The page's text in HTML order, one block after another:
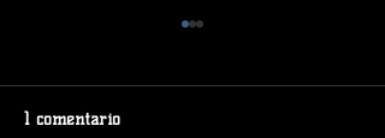
1 comentario